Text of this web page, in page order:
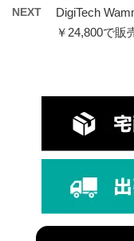
NEXT
DigiTech
￥24,800で販